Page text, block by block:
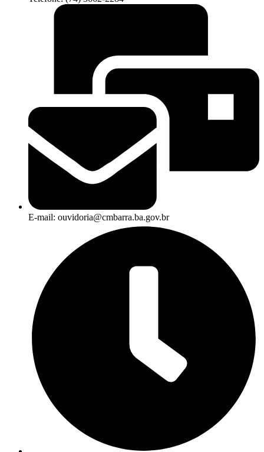
E-mail: ouvidoria@cmbarra.ba.gov.br